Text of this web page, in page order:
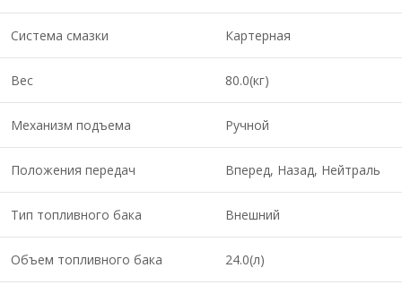
Система смазки Картерная
Вес 80.0(кг)
Механизм подъема Ручной
Положения передач Вперед, Назад, Нейтраль
Тип топливного бака Внешний
Объем топливного бака 24.0(л)